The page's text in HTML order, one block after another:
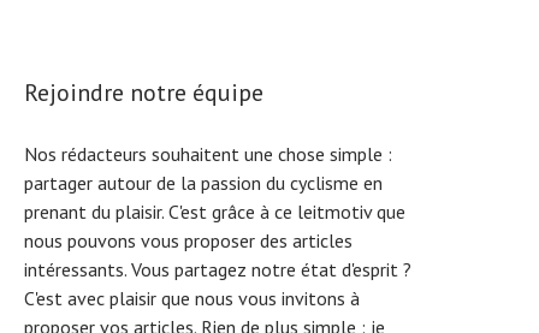
Rejoindre notre équipe
Nos rédacteurs souhaitent une chose simple :
partager autour de la passion du cyclisme en
prenant du plaisir. C'est grâce à ce leitmotiv que
nous pouvons vous proposer des articles
intéressants. Vous partagez notre état d'esprit ?
C'est avec plaisir que nous vous invitons à
proposer vos articles. Rien de plus simple : je